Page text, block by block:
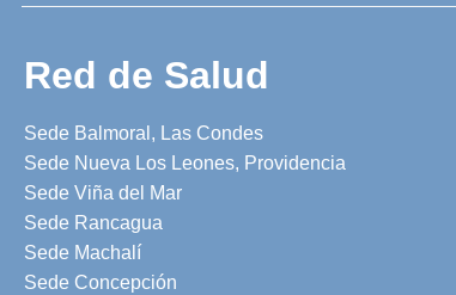
Red de Salud
Sede Balmoral, Las Condes
Sede Nueva Los Leones, Providencia
Sede Viña del Mar
Sede Rancagua
Sede Machalí
Sede Concepción